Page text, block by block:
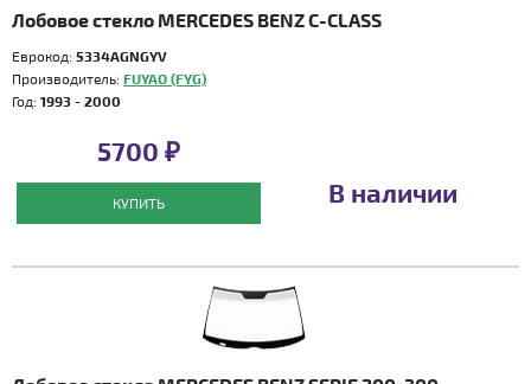
Лобовое стекло MERCEDES BENZ C-CLASS
Еврокод: 5334AGNGYV
Производитель: FUYAO (FYG)
Год: 1993 - 2000
5700 ₽
КУПИТЬ В наличии